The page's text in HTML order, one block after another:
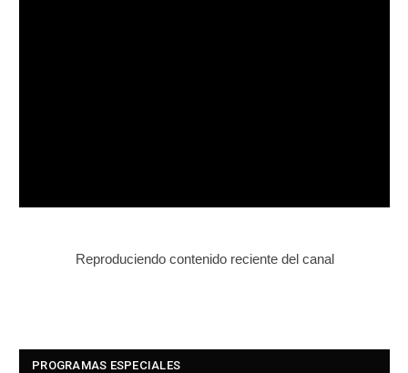
Reproduciendo contenido reciente del canal
PROGRAMAS ESPECIALES